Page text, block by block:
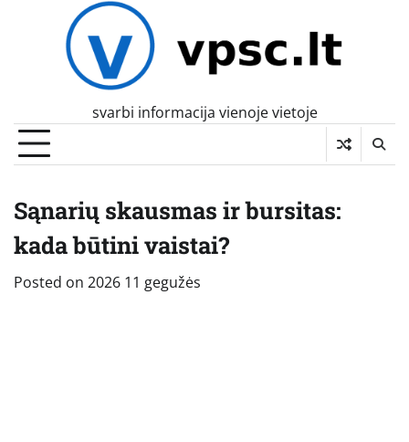
svarbi informacija vienoje vietoje
Sąnarių skausmas ir bursitas:
kada būtini vaistai?
Posted on 2026 11 gegužės